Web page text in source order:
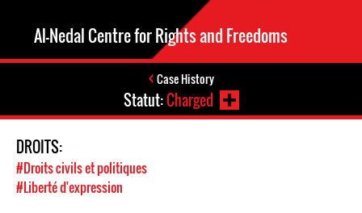
Al-Nedal Centre for Rights and Freedoms
Case History
Statut:Charged
DROITS:
#Droits civils et politiques
#Liberté d'expression